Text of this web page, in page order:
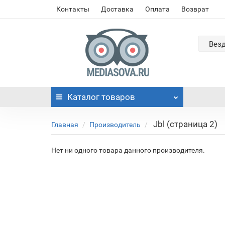
Контакты Доставка Оплата Возврат
Каталог товаров
Главная Производитель Jbl (страница 2)
Нет ни одного товара данного производителя.